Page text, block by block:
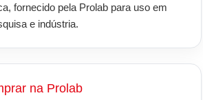
fornecido pela Prolab para uso em
e indústria.
na Prolab